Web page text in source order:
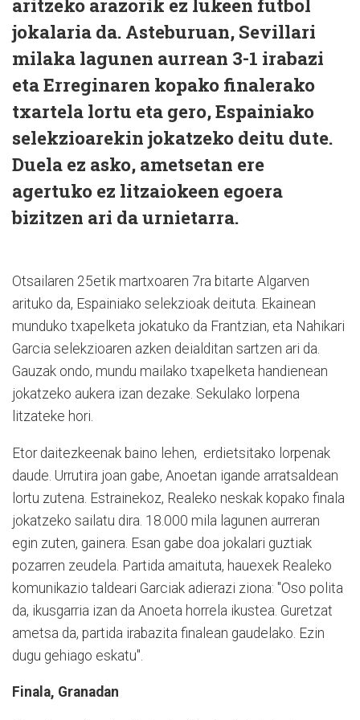
aritzeko arazorik ez lukeen futbol
jokalaria da. Asteburuan, Sevillari
milaka lagunen aurrean 3-1 irabazi
eta Erreginaren kopako finalerako
txartela lortu eta gero, Espainiako
selekzioarekin jokatzeko deitu dute.
Duela ez asko, ametsetan ere
agertuko ez litzaiokeen egoera
bizitzen ari da urnietarra.
Otsailaren 25etik martxoaren 7ra bitarte Algarven
arituko da, Espainiako selekzioak deituta. Ekainean
munduko txapelketa jokatuko da Frantzian, eta Nahikari
Garcia selekzioaren azken deialditan sartzen ari da.
Gauzak ondo, mundu mailako txapelketa handienean
jokatzeko aukera izan dezake. Sekulako lorpena
litzateke hori.
Etor daitezkeenak baino lehen, erdietsitako lorpenak
daude. Urrutira joan gabe, Anoetan igande arratsaldean
lortu zutena. Estrainekoz, Realeko neskak kopako finala
jokatzeko sailatu dira. 18.000 mila lagunen aurreran
egin zuten, gainera. Esan gabe doa jokalari guztiak
pozarren zeudela. Partida amaituta, hauexek Realeko
komunikazio taldeari Garciak adierazi ziona: "Oso polita
da, ikusgarria izan da Anoeta horrela ikustea. Guretzat
ametsa da, partida irabazita finalean gaudelako. Ezin
dugu gehiago eskatu".
Finala, Granadan